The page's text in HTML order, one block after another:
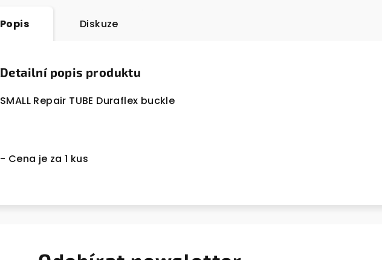
Popis Diskuze
Detailní popis produktu
SMALL Repair TUBE Duraflex buckle
- Cena je za 1 kus